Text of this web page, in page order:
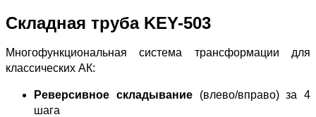
Складная труба KEY-503
Многофункциональная система трансформации для
классических АК:
Реверсивное складывание(влево/вправо) за 4
шага